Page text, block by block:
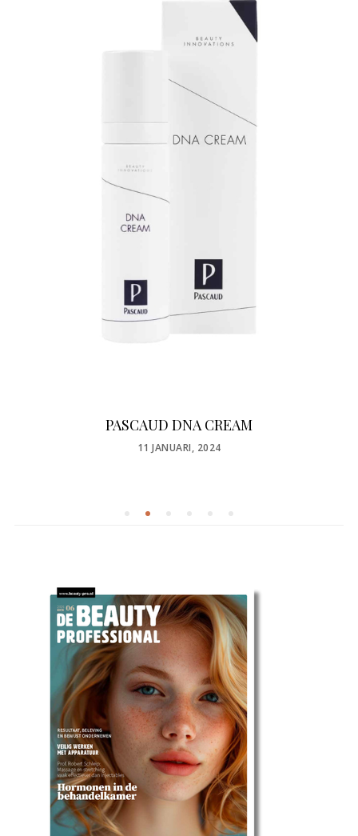
PASCAUD DNA CREAM
POSTED
11 JANUARI, 2024